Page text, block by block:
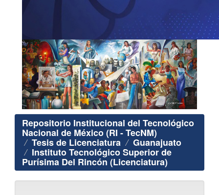
Repositorio Institucional del Tecnológico
Nacional de México (RI - TecNM)
Tesis de Licenciatura Guanajuato
Instituto Tecnológico Superior de
Purísima Del Rincón (Licenciatura)